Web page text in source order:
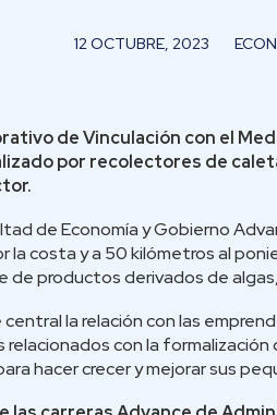
12 OCTUBRE, 2023
de Vinculación con el
por recolectores de
de Economía y Gobierno
la costa y a 50 kilómetros al
de productos derivados de
la relación con las
relacionados con la
hacer crecer y mejorar sus